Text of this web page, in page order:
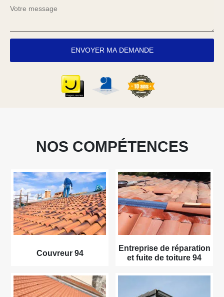
NOS COMPÉTENCES
Couvreur 94
Entreprise de réparation
et fuite de toiture 94